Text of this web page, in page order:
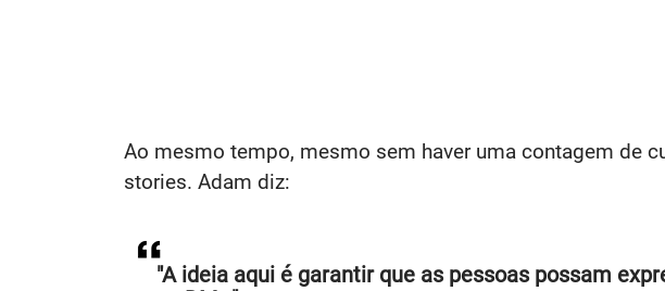
Ao mesmo tempo, mesmo sem haver uma contagem de
stories. Adam diz:
"A ideia aqui é garantir que as pessoas possam